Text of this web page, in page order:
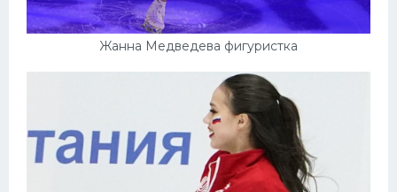
Жанна Медведева фигуристка